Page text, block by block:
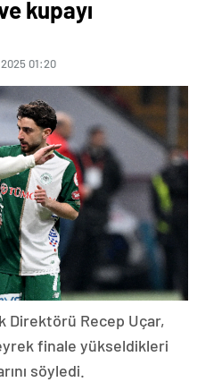
kupayı
01:20
Direktörü Recep Uçar,
finale yükseldikleri
söyledi.